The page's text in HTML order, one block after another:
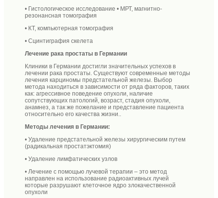
• Гистологическое исследование • МРТ, магнитно-
резонансная томография
• КТ, компьютерная томография
• Сцинтиграфия скелета
Лечение рака простаты в Германии
Клиники в Германии достигли значительных успехов в
лечении рака простаты. Существуют современные методы
лечения карциномы предстательной железы. Выбор
метода находиться в зависимости от ряда факторов, таких
как: агрессивное поведение опухоли, наличие
сопутствующих патологий, возраст, стадия опухоли,
анамнез, а так же пожелание и представление пациента
относительно его качества жизни..
Методы лечения в Германии:
• Удаление предстательной железы хирургическим путем
(радикальная простатэктомия)
• Удаление лимфатических узлов
• Лечение с помощью лучевой терапии – это метод
направлен на использование радиоактивных лучей
которые разрушают клеточное ядро злокачественной
опухоли